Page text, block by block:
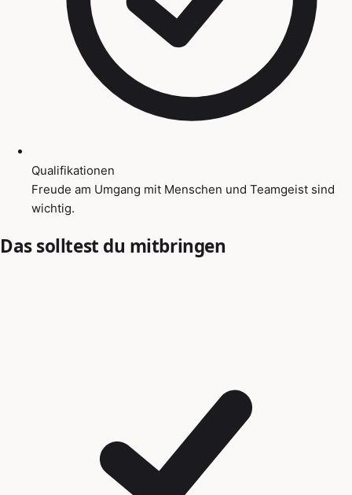
Qualifikationen
Freude am Umgang mit Menschen und Teamgeist sind
wichtig.
Das solltest du mitbringen